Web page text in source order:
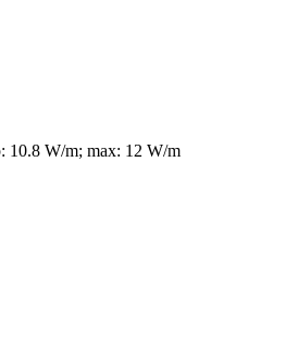
10.8 W/m; max: 12 W/m